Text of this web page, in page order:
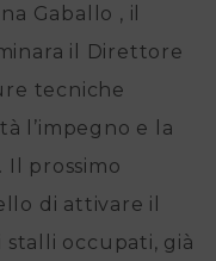
Gaballo , il
il Direttore
tecniche
l’impegno e la
Il prossimo
di attivare il
stalli occupati, già